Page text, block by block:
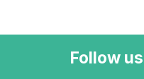
Follow